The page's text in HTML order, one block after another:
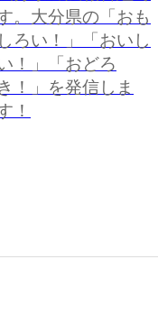
。大分県の「おも
しろい！」「おいし
！」「おどろ
き！」を発信しま
！